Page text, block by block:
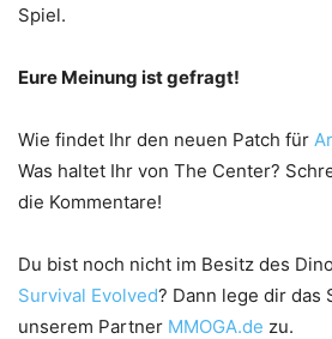
Spiel.
Eure Meinung ist gefragt!
Wie findet Ihr den neuen Patch für
Was haltet Ihr von The Center?
die Kommentare!
Du bist noch nicht im Besitz des
Survival Evolved? Dann lege dir das
unserem Partner MMOGA.de zu.